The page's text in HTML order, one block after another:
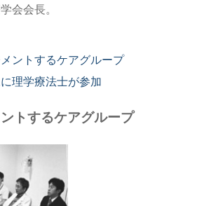
会会長。
ントするケアグループ
理学療法士が参加
トするケアグループ